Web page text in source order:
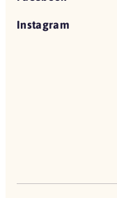
Instagram